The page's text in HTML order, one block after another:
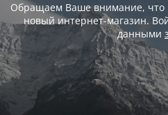
Обращаем Ваше внимание, что
новый интернет-магазин.
данными